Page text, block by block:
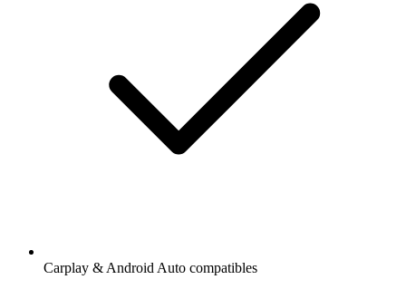
Carplay & Android Auto compatibles